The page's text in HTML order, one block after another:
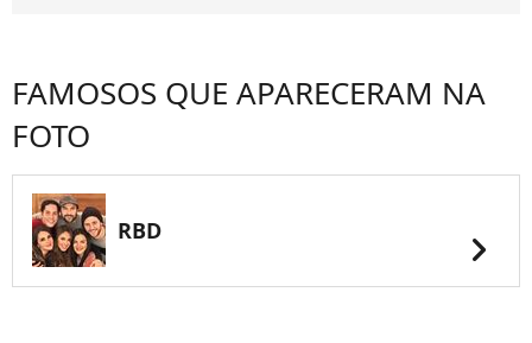
FAMOSOS QUE APARECERAM NA
FOTO
RBD chevron_right